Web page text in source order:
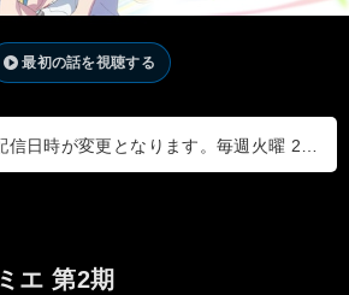
最初の話を視聴する
エ 第2期